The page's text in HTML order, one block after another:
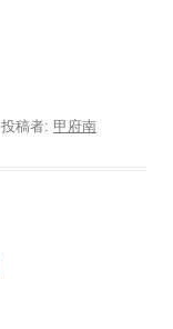
投稿者: 甲府南